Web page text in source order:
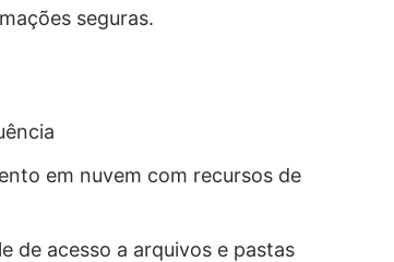
seguras.
em nuvem com recursos de
de acesso a arquivos e pastas